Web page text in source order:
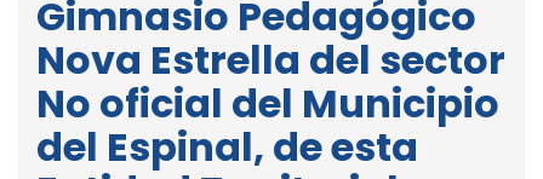
Gimnasio Pedagógico
Nova Estrella del sector
No oficial del Municipio
del Espinal, de esta